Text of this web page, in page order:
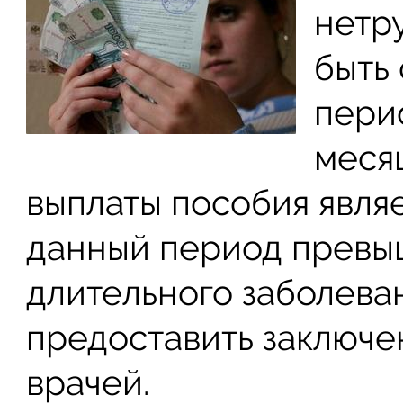
быть
выплаты пособия
данный период
длительного
предоставить
врачей.